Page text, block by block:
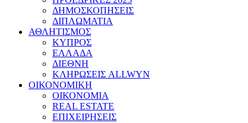
ΔΗΜΟΣΚΟΠΗΣΕΙΣ
ΔΙΠΛΩΜΑΤΙΑ
ΑΘΛΗΤΙΣΜΟΣ
ΚΥΠΡΟΣ
ΕΛΛΑΔΑ
ΔΙΕΘΝΗ
ΚΛΗΡΩΣΕΙΣ ALLWYN
ΟΙΚΟΝΟΜΙΚΗ
ΟΙΚΟΝΟΜΙΑ
REAL ESTATE
ΕΠΙΧΕΙΡΗΣΕΙΣ